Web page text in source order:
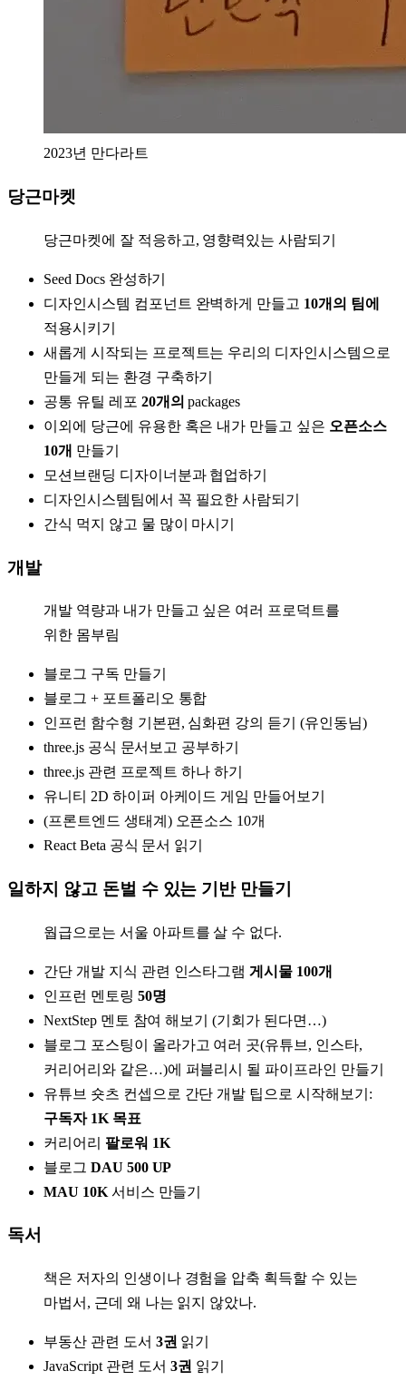
2023년 만다라트
당근마켓
당근마켓에 잘 적응하고, 영향력있는 사람되기
Seed Docs 완성하기
디자인시스템 컴포넌트 완벽하게 만들고 10개의 팀에
적용시키기
새롭게 시작되는 프로젝트는 우리의 디자인시스템으로
만들게 되는 환경 구축하기
공통 유틸 레포 20개의 packages
이외에 당근에 유용한 혹은 내가 만들고 싶은 오픈소스
10개 만들기
모션브랜딩 디자이너분과 협업하기
디자인시스템팀에서 꼭 필요한 사람되기
간식 먹지 않고 물 많이 마시기
개발
개발 역량과 내가 만들고 싶은 여러 프로덕트를
위한 몸부림
블로그 구독 만들기
블로그 + 포트폴리오 통합
인프런 함수형 기본편, 심화편 강의 듣기 (유인동님)
three.js 공식 문서보고 공부하기
three.js 관련 프로젝트 하나 하기
유니티 2D 하이퍼 아케이드 게임 만들어보기
(프론트엔드 생태계) 오픈소스 10개
React Beta 공식 문서 읽기
일하지 않고 돈벌 수 있는 기반 만들기
웝급으로는 서울 아파트를 살 수 없다.
간단 개발 지식 관련 인스타그램게시물 100개
인프런 멘토링 50명
NextStep 멘토 참여 해보기 (기회가 된다면…)
블로그 포스팅이 올라가고 여러 곳(유튜브, 인스타,
커리어리와 같은…)에 퍼블리시 될 파이프라인 만들기
유튜브 숏츠 컨셉으로 간단 개발 팁으로 시작해보기:
구독자 1K 목표
커리어리 팔로워 1K
블로그 DAU 500 UP
MAU 10K서비스 만들기
독서
책은 저자의 인생이나 경험을 압축 획득할 수 있는
마법서, 근데 왜 나는 읽지 않았나.
부동산 관련 도서 3권 읽기
JavaScript 관련 도서3권 읽기